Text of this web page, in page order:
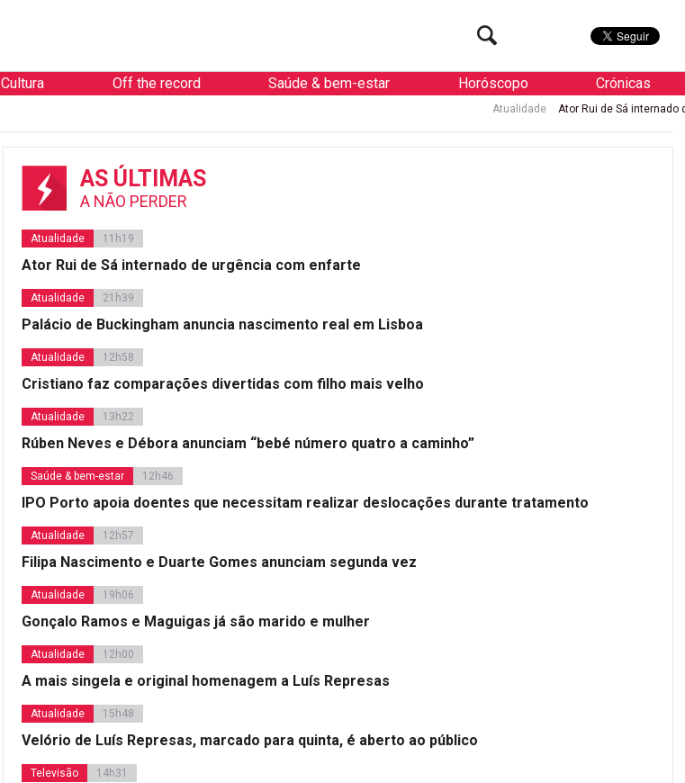
Cultura Off the record Saúde & bem-estar Horóscopo Crónicas
Ator Rui de Sá internado de urgência
AS ÚLTIMAS
A NÃO PERDER
Atualidade 11h19
Ator Rui de Sá internado de urgência com enfarte
Atualidade 21h39
Palácio de Buckingham anuncia nascimento real em Lisboa
Atualidade 12h58
Cristiano faz comparações divertidas com filho mais velho
Atualidade 13h22
Rúben Neves e Débora anunciam “bebé número quatro a caminho”
Saúde & bem-estar 12h46
IPO Porto apoia doentes que necessitam realizar deslocações durante tratamento
Atualidade 12h57
Filipa Nascimento e Duarte Gomes anunciam segunda vez
Atualidade 19h06
Gonçalo Ramos e Maguigas já são marido e mulher
Atualidade 12h00
A mais singela e original homenagem a Luís Represas
Atualidade 15h48
Velório de Luís Represas, marcado para quinta, é aberto ao público
Televisão 14h31